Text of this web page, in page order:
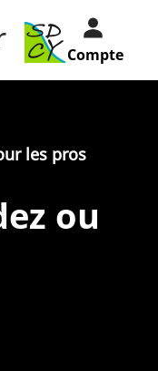
Compte
les pros
ou